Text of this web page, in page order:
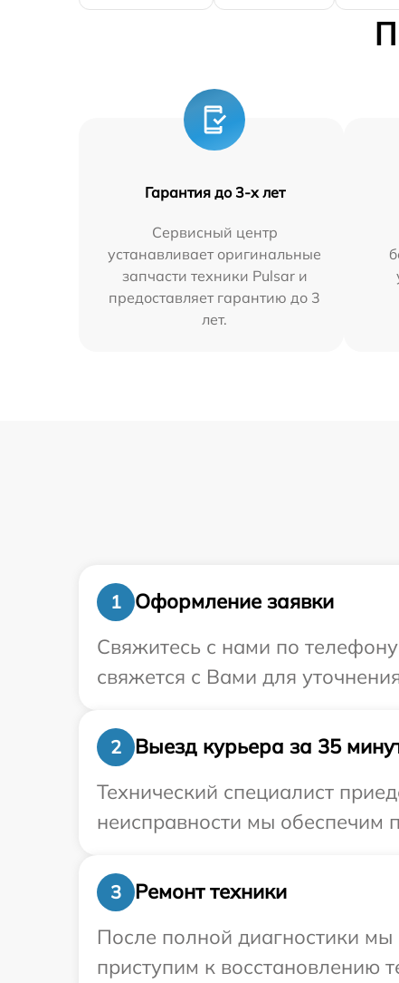
Гарантия до 3-х лет
Сервисный центр
устанавливает оригинальные
запчасти техники Pulsar и
предоставляет гарантию до 3
лет.
1
Оформление заявки
Свяжитесь с нами по
свяжется с Вами для
2
Выезд курьера за 35
Технический специалист
неисправности мы обеспечим
3
Ремонт техники
После полной диагностики
приступим к восстановлению